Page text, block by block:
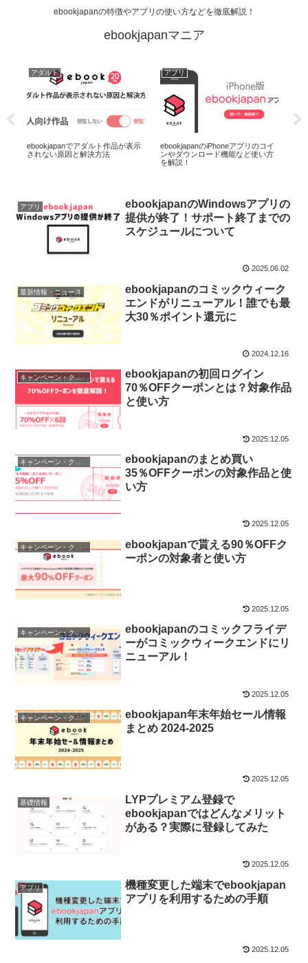
ebookjapanの特徴やアプリの使い方などを徹底解説！
ebookjapanマニア
アダルト
ebookjapanでアダルト作品が表示
されない原因と解決方法
アプリ
ebookjapanのiPhoneアプリのコイ
ンやダウンロード機能など使い方
を解説！
アプリ
ebookjapanのWindowsアプリの
提供が終了！サポート終了までの
スケジュールについて
2025.06.02
最新情報・ニュース
ebookjapanのコミックウィーク
エンドがリニューアル！誰でも最
大30％ポイント還元に
2024.12.16
キャンペーン・クーポン
ebookjapanの初回ログイン
70％OFFクーポンとは？対象作品
と使い方
2025.12.05
キャンペーン・クーポン
ebookjapanのまとめ買い
35％OFFクーポンの対象作品と使
い方
2025.12.05
ebookjapanで貰える90％OFFク
ーポンの対象者と使い方
2025.12.05
キャンペーン・クーポン
ebookjapanのコミックフライデ
ーがコミックウィークエンドにリ
ニューアル！
2025.12.05
キャンペーン・クーポン
ebookjapan年末年始セール情報
まとめ 2024-2025
2025.12.05
基礎情報
LYPプレミアム登録で
ebookjapanではどんなメリット
がある？実際に登録してみた
2025.12.05
アプリ
機種変更した端末でebookjapan
アプリを利用するための手順
2025.12.05